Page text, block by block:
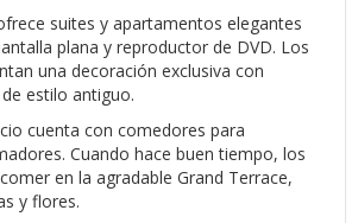
suites y apartamentos elegantes
plana y reproductor de DVD. Los
una decoración exclusiva con
estilo antiguo.
cuenta con comedores para
Cuando hace buen tiempo, los
en la agradable Grand Terrace,
y flores.